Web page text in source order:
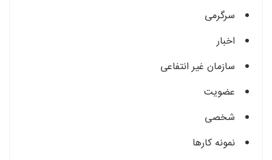
سرگرمی
اخبار
سازمان غیر انتفاعی
عضویت
شخصی
نمونه کارها